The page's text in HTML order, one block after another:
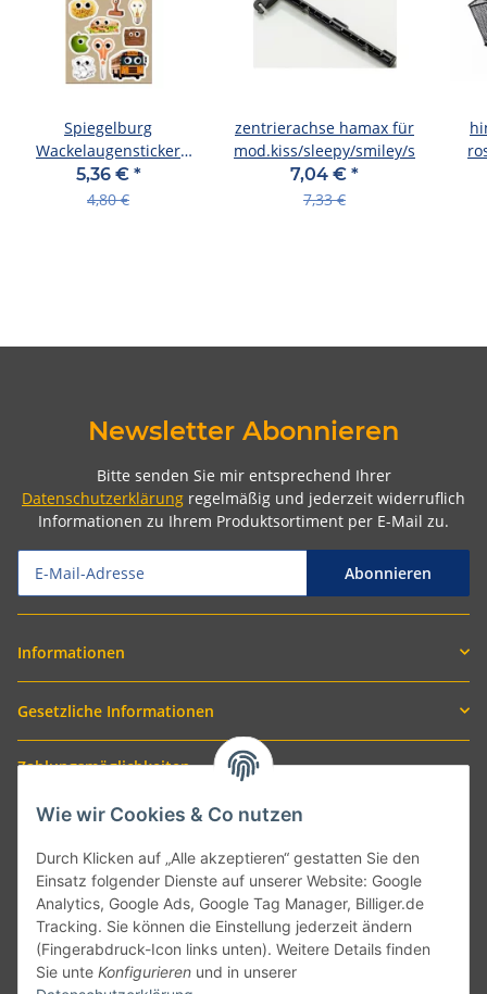
Spiegelburg
Wackelaugensticker
Bunte Geschenke
5,36 € *
4,80 €
zentrierachse hamax für
mod.kiss/sleepy/smiley/siesta/
7,04 € *
7,33 €
Newsletter Abonnieren
Bitte senden Sie mir entsprechend Ihrer
Datenschutzerklärung regelmäßig und jederzeit widerruflich
Informationen zu Ihrem Produktsortiment per E-Mail zu.
Abonnieren
Informationen
Gesetzliche Informationen
Zahlungsmöglichkeiten
Wie wir Cookies & Co nutzen
Durch Klicken auf „Alle akzeptieren“ gestatten Sie den
Einsatz folgender Dienste auf unserer Website: Google
Analytics, Google Ads, Google Tag Manager, Billiger.de
Tracking. Sie können die Einstellung jederzeit ändern
(Fingerabdruck-Icon links unten). Weitere Details finden
Sie unte Konfigurieren und in unserer